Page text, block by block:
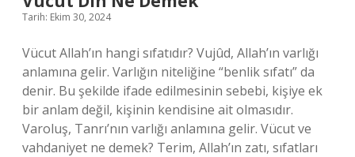
Tarih: Ekim 30, 2024
Vücut Allah’ın hangi sıfatıdır? Vujûd, Allah’ın varlığı
anlamına gelir. Varlığın niteliğine “benlik sıfatı” da
denir. Bu şekilde ifade edilmesinin sebebi, kişiye ek
bir anlam değil, kişinin kendisine ait olmasıdır.
Varoluş, Tanrı’nın varlığı anlamına gelir. Vücut ve
vahdaniyet ne demek? Terim, Allah’ın zatı, sıfatları